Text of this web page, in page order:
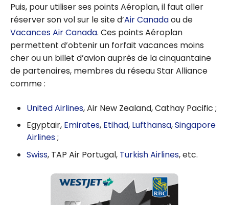
Puis, pour utiliser ses points Aéroplan, il faut aller
réserver son vol sur le site d’Air Canadaou de
Vacances Air Canada. Ces points Aéroplan
permettent d’obtenir un forfait vacances moins
cher ou un billet d’avion auprès de la cinquantaine
de partenaires, membres du réseau Star Alliance
comme :
United Airlines, Air New Zealand, Cathay Pacific ;
Egyptair, Emirates, Etihad, Lufthansa,Singapore
Airlines;
Swiss, TAP Air Portugal, Turkish Airlines, etc.